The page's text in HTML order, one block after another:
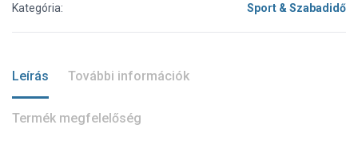
Kategória:
Sport & Szabadidő
Leírás További információk
Termék megfelelőség